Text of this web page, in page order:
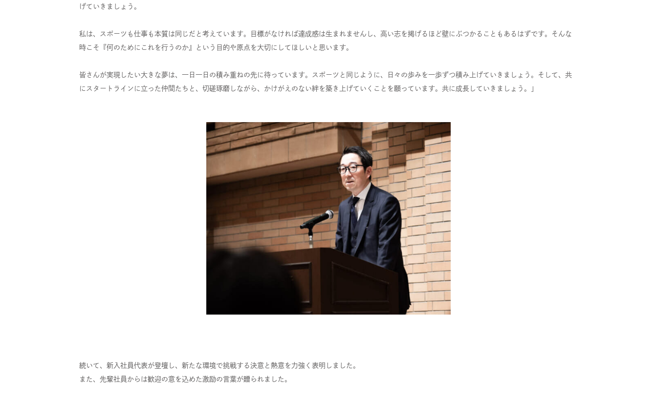
げていきましょう。
私は、スポーツも仕事も本質は同じだと考えています。目標がなければ達成感は生まれませんし、高い志を掲げるほど壁にぶつかることもあるはずです。そんな
時こそ『何のためにこれを行うのか』という目的や原点を大切にしてほしいと思います。
皆さんが実現したい大きな夢は、一日一日の積み重ねの先に待っています。スポーツと同じように、日々の歩みを一歩ずつ積み上げていきましょう。そして、共
にスタートラインに立った仲間たちと、切磋琢磨しながら、かけがえのない絆を築き上げていくことを願っています。共に成長していきましょう。」
続いて、新入社員代表が登壇し、新たな環境で挑戦する決意と熱意を力強く表明しました。
また、先輩社員からは歓迎の意を込めた激励の言葉が贈られました。